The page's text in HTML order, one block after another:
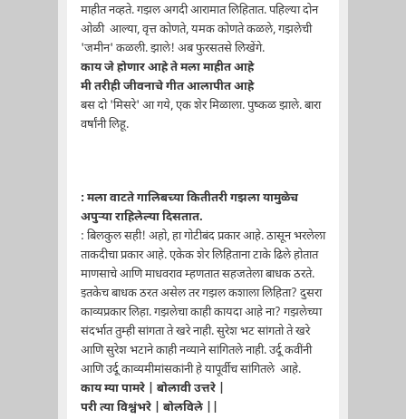
माहीत नव्हते. गझल अगदी आरामात लिहितात. पहिल्या दोन
ओळी आल्या, वृत्त कोणते, यमक कोणते कळले, गझलेची
'जमीन' कळली. झाले! अब फुरसतसे लिखेंगे.
काय जे होणार आहे ते मला माहीत आहे
मी तरीही जीवनाचे गीत आलापीत आहे
बस दो 'मिसरे' आ गये, एक शेर मिळाला. पुष्कळ झाले. बारा
वर्षांनी लिहू.
: मला वाटते गालिबच्या कितीतरी गझला यामुळेच
अपुऱ्या राहिलेल्या दिसतात.
: बिलकुल सही! अहो, हा गोटीबंद प्रकार आहे. ठासून भरलेला
ताकदीचा प्रकार आहे. एकेक शेर लिहिताना टाके ढिले होतात
माणसाचे आणि माधवराव म्हणतात सहजतेला बाधक ठरते.
इतकेच बाधक ठरत असेल तर गझल कशाला लिहिता? दुसरा
काव्यप्रकार लिहा. गझलेचा काही कायदा आहे ना? गझलेच्या
संदर्भात तुम्ही सांगता ते खरे नाही. सुरेश भट सांगतो ते खरे
आणि सुरेश भटाने काही नव्याने सांगितले नाही. उर्दू कवींनी
आणि उर्दू काव्यमीमांसकांनी हे यापूर्वीच सांगितले आहे.
काय म्या पामरे | बोलावी उत्तरे |
परी त्या विश्वंभरे | बोलविले ||